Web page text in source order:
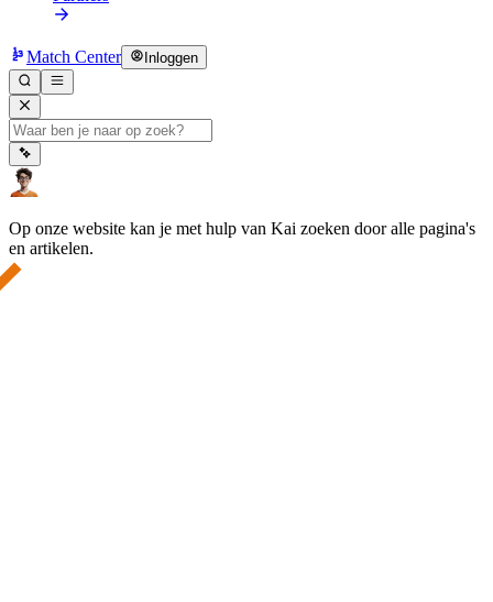
Match Center Inloggen
Op onze website kan je met hulp van Kai zoeken door alle pagina's
en artikelen.